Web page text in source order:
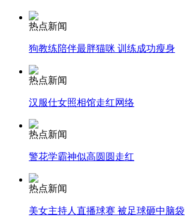
消防员救轻生者
纽约上演“枕头大战”
司机酒驾遇交警 急速倒车逃窜
热点新闻
狗教练陪伴最胖猫咪 训练成功瘦身
热点新闻
汉服仕女照相馆走红网络
热点新闻
警花学霸神似高圆圆走红
热点新闻
美女主持人直播球赛 被足球砸中脑袋